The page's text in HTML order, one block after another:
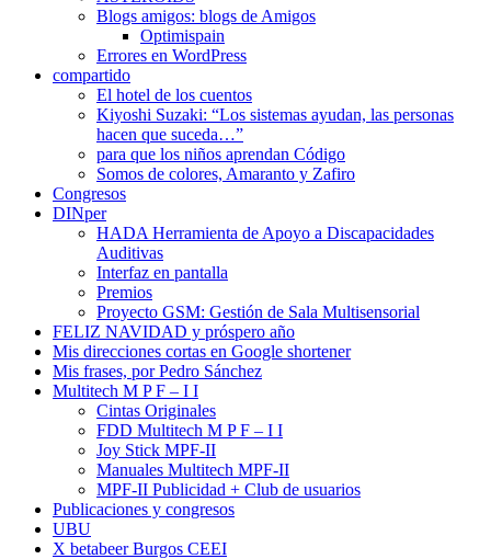
Blogs amigos: blogs de Amigos
Optimispain
Errores en WordPress
compartido
El hotel de los cuentos
Kiyoshi Suzaki: “Los sistemas ayudan, las personas
hacen que suceda…”
para que los niños aprendan Código
Somos de colores, Amaranto y Zafiro
Congresos
DINper
HADA Herramienta de Apoyo a Discapacidades
Auditivas
Interfaz en pantalla
Premios
Proyecto GSM: Gestión de Sala Multisensorial
FELIZ NAVIDAD y próspero año
Mis direcciones cortas en Google shortener
Mis frases, por Pedro Sánchez
Multitech M P F – I I
Cintas Originales
FDD Multitech M P F – I I
Joy Stick MPF-II
Manuales Multitech MPF-II
MPF-II Publicidad + Club de usuarios
Publicaciones y congresos
UBU
X betabeer Burgos CEEI